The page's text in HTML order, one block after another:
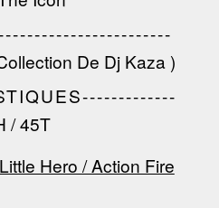
De Dj Kaza )
/ 45T
Hero / Action Fire